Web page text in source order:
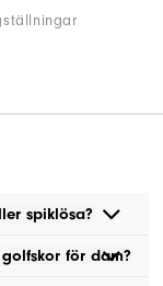
spiklösa?
för dam?